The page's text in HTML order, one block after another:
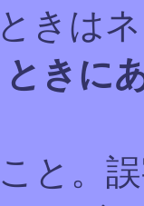
きは
きに
と。